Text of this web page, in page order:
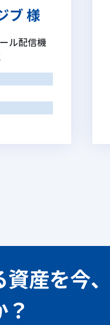
ブ 様
ル配信機
資産を今、